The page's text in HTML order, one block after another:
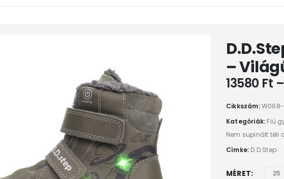
–
13580 Ft –
Cikkszám:
Kategóriák: Fiú
Nem supinált téli
Címke: D.D.Step
MÉRET
25